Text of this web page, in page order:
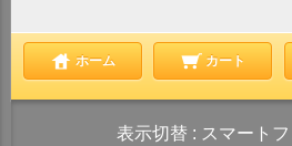
ホーム カート
表示切替 : スマート